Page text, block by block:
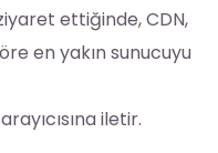
ettiğinde, CDN,
en yakın sunucuyu
iletir.